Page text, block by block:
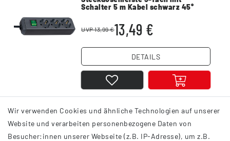
Schalter 5 m Kabel schwarz 45°
UVP 13,99 €13,49 €
DETAILS
1 2
Wir verwenden Cookies und ähnliche Technologien auf unserer
Website und verarbeiten personenbezogene Daten von
Besucher:innen unserer Webseite (z.B. IP-Adresse), um z.B.